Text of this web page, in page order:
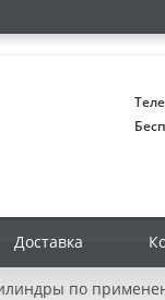
Доставка
по